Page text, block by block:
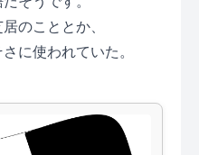
のこととか、
に使われていた。